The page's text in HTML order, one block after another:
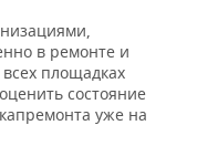
в ремонте и
площадках
состояние
уже на